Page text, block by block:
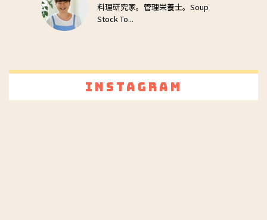
料理研究家。管理栄養士。Soup
Stock To...
Instagram